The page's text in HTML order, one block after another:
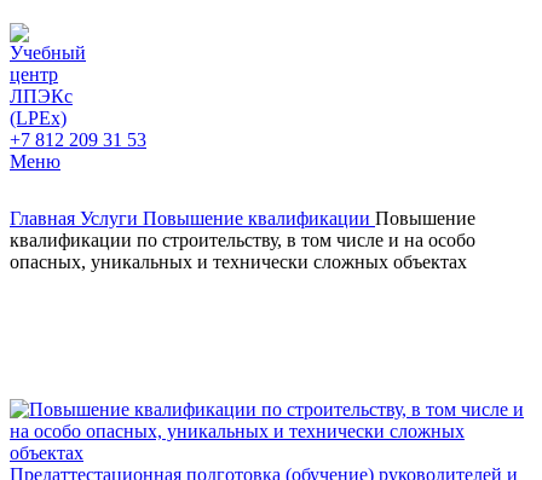
+7 812 209 31 53
Меню
Главная Услуги Повышение квалификации Повышение
квалификации по строительству, в том числе и на особо
опасных, уникальных и технически сложных объектах
Предаттестационная подготовка (обучение) руководителей и